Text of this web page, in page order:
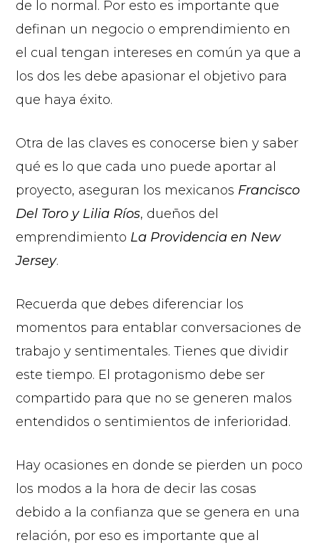
de lo normal. Por esto es importante que
definan un negocio o emprendimiento en
el cual tengan intereses en común ya que a
los dos les debe apasionar el objetivo para
que haya éxito.
Otra de las claves es conocerse bien y saber
qué es lo que cada uno puede aportar al
proyecto, aseguran los mexicanos Francisco
Del Toro y Lilia Ríos, dueños del
emprendimiento La Providencia en New
Jersey.
Recuerda que debes diferenciar los
momentos para entablar conversaciones de
trabajo y sentimentales. Tienes que dividir
este tiempo. El protagonismo debe ser
compartido para que no se generen malos
entendidos o sentimientos de inferioridad.
Hay ocasiones en donde se pierden un poco
los modos a la hora de decir las cosas
debido a la confianza que se genera en una
relación, por eso es importante que al